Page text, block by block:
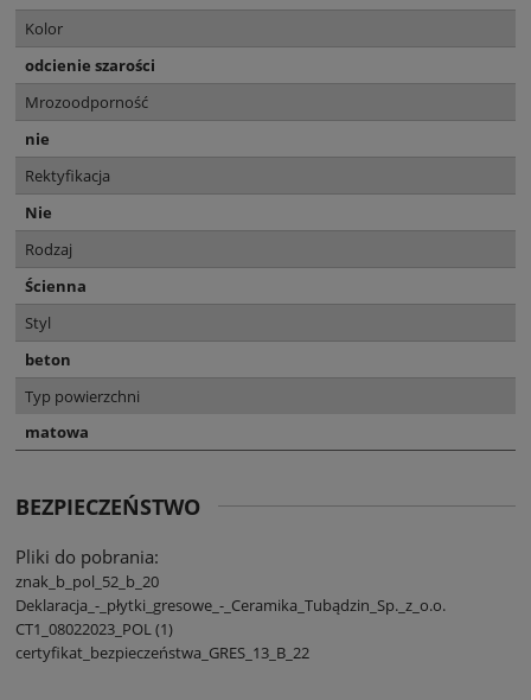
Kolor
odcienie szarości
Mrozoodporność
nie
Rektyfikacja
Nie
Rodzaj
Ścienna
Styl
beton
Typ powierzchni
matowa
BEZPIECZEŃSTWO
Pliki do pobrania:
znak_b_pol_52_b_20
Deklaracja_-_płytki_gresowe_-_Ceramika_Tubądzin_Sp._z_o.o.
CT1_08022023_POL (1)
certyfikat_bezpieczeństwa_GRES_13_B_22